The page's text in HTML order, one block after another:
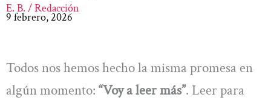
E. B. / Redacción
9 febrero, 2026
Todos nos hemos hecho la misma promesa en
algún momento: “Voy a leer más”. Leer para